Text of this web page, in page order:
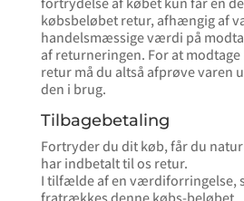
købsbeløbet retur, afhængig af
handelsmæssige værdi på
af returneringen. For at
retur må du altså afprøve varen
den i brug.
Tilbagebetaling
Fortryder du dit køb, får du
har indbetalt til os retur.
I tilfælde af en værdiforringelse,